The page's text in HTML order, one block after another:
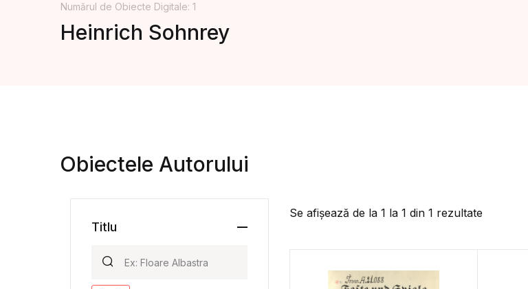
Numărul de Obiecte Digitale: 1
Heinrich Sohnrey
Obiectele Autorului
Se afișează de la 1 la 1 din 1 rezultate
Titlu